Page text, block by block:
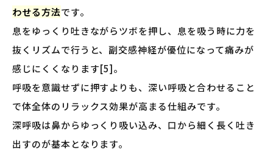
わせる方法です。
息をゆっくり吐きながらツボを押し、息を吸う時に力を
抜くリズムで行うと、副交感神経が優位になって痛みが
感じにくくなります[5]。
呼吸を意識せずに押すよりも、深い呼吸と合わせること
で体全体のリラックス効果が高まる仕組みです。
深呼吸は鼻からゆっくり吸い込み、口から細く長く吐き
出すのが基本となります。